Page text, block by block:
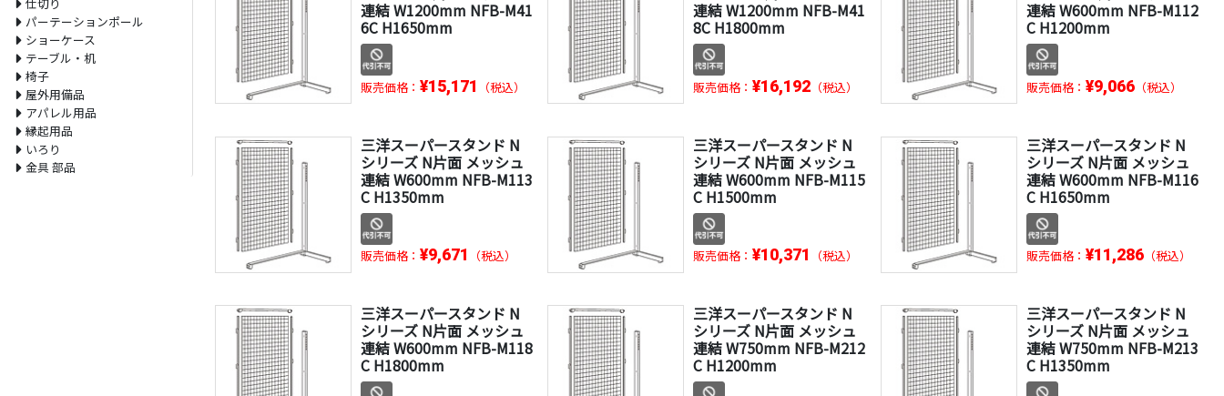
連結 W1200mm NFB-M41
6C H1650mm
販売価格： ¥15,171 （税込）
連結 W1200mm NFB-M41
8C H1800mm
販売価格：¥16,192 （税込）
連結 W600mm NFB-M112
C H1200mm
販売価格： ¥9,066（税込）
三洋スーパースタンド N
シリーズ N片面 メッシュ
連結 W600mm NFB-M113
C H1350mm
販売価格： ¥9,671 （税込）
三洋スーパースタンド N
シリーズ N片面 メッシュ
連結 W600mm NFB-M115
C H1500mm
販売価格：¥10,371 （税込）
三洋スーパースタンド N
シリーズ N片面 メッシュ
連結 W600mm NFB-M116
C H1650mm
販売価格： ¥11,286（税込）
三洋スーパースタンド N
シリーズ N片面 メッシュ
連結 W600mm NFB-M118
C H1800mm
三洋スーパースタンド N
シリーズ N片面 メッシュ
連結 W750mm NFB-M212
C H1200mm
三洋スーパースタンド N
シリーズ N片面 メッシュ
連結 W750mm NFB-M213
C H1350mm
パーテーションポール
ショーケース
テーブル・机
椅子
屋外用備品
アパレル用品
縁起用品
いろり
金具 部品